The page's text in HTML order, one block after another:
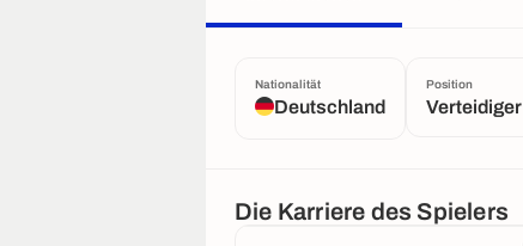
Nationalität
Deutschland
Position
Verteidiger
Die Karriere des Spielers